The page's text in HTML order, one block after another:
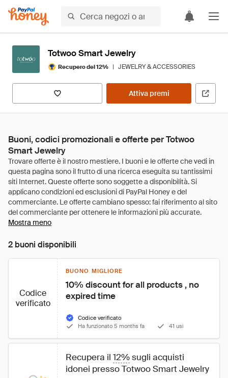
Totwoo Smart Jewelry
Recupero del 12% | JEWELRY & ACCESSORIES
Attiva premi
Buoni, codici promozionali e offerte per Totwoo
Smart Jewelry
Mostra meno
2 buoni disponibili
Codice
verificato
BUONO MIGLIORE
10% discount for all products , no
expired time
Codice verificato
Ha funzionato 5 months fa
41 usi
Recupera il 12% sugli acquisti
idonei presso Totwoo Smart Jewelry